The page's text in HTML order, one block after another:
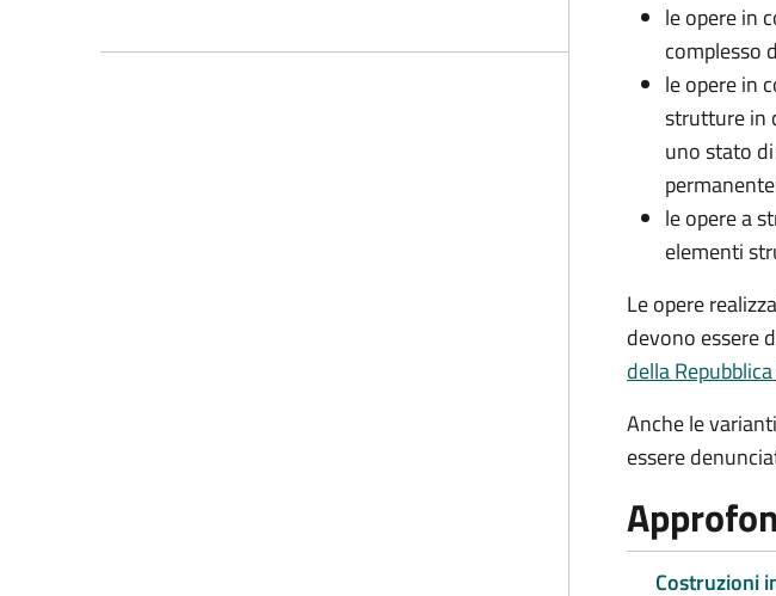
le opere in
complesso
le opere in
strutture in
uno stato
le opere a
elementi
Le opere
devono essere
della
Anche le
essere
Costruzioni